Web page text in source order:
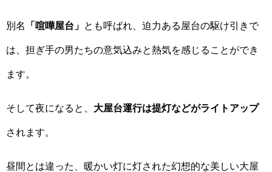
別名 「喧嘩屋台」 とも呼ばれ、迫力ある屋台の駆け引きで
は、担ぎ手の男たちの意気込みと熱気を感じることができ
ます。
そして夜になると、 大屋台運行は提灯などがライトアップ
されます。
昼間とは違った、暖かい灯に灯された幻想的な美しい大屋